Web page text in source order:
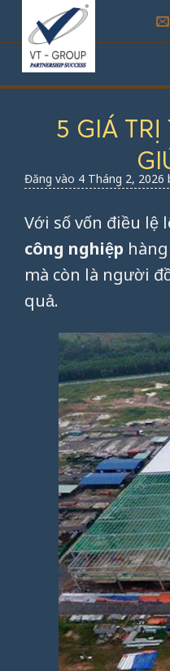
dung
5 GIÁ
Đăng vào 4 Tháng 2, 2026
Với số vốn điều lệ
công nghiệp
mà còn là người
quả.